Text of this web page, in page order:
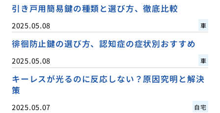
引き戸用簡易鍵の種類と選び方、徹底比較
2025.05.08 車
徘徊防止鍵の選び方、認知症の症状別おすすめ
2025.05.08 車
キーレスが光るのに反応しない？原因究明と解決
策
2025.05.07 自宅